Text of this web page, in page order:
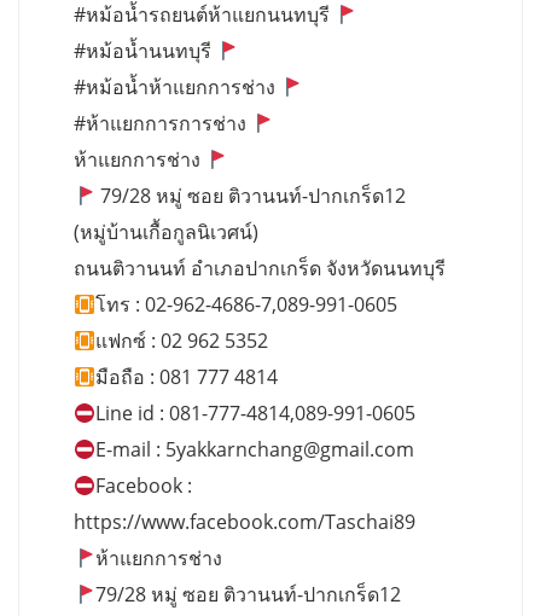
#หม้อน้ำรถยนต์ห้าแยกนนทบุรี
#หม้อน้ำนนทบุรี
#หม้อน้ำห้าแยกการช่าง
#ห้าแยกการการช่าง
ห้าแยกการช่าง
79/28 หมู่ ซอย ติวานนท์-ปากเกร็ด12
(หมู่บ้านเกื้อกูลนิเวศน์)
ถนนติวานนท์ อำเภอปากเกร็ด จังหวัดนนทบุรี
โทร : 02-962-4686-7,089-991-0605
แฟกซ์ : 02 962 5352
มือถือ : 081 777 4814
Line id : 081-777-4814,089-991-0605
E-mail : 5yakkarnchang@gmail.com
Facebook :
https://www.facebook.com/Taschai89
ห้าแยกการช่าง
79/28 หมู่ ซอย ติวานนท์-ปากเกร็ด12